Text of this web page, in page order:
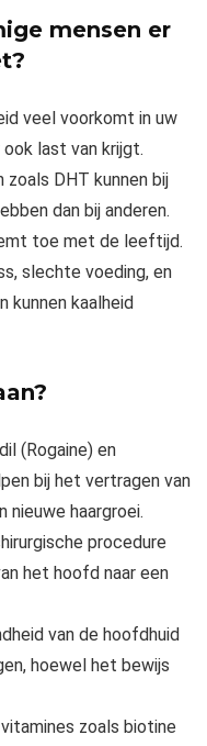
mensen er
veel voorkomt in uw
last van krijgt.
zoals DHT kunnen bij
dan bij anderen.
toe met de leeftijd.
slechte voeding, en
kunnen kaalheid
(Rogaine) en
bij het vertragen van
nieuwe haargroei.
procedure
het hoofd naar een
van de hoofdhuid
hoewel het bewijs
zoals biotine